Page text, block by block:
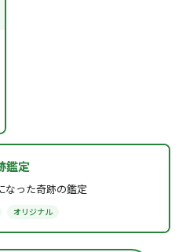
鑑定
なった奇跡の鑑定
オリジナル